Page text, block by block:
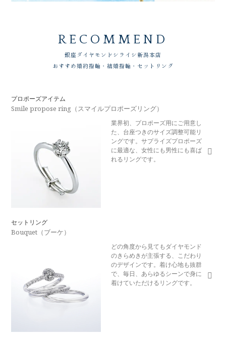
RECOMMEND
銀座ダイヤモンドシライシ新潟本店
おすすめ婚約指輪・結婚指輪・セットリング
プロポーズアイテム
Smile propose ring（スマイルプロポーズリング）
業界初、プロポーズ用にご用意し
た、台座つきのサイズ調整可能リ
ングです。サプライズプロポーズ
に最適な、女性にも男性にも喜ば
れるリングです。
セットリング
Bouquet（ブーケ）
どの角度から見てもダイヤモンド
のきらめきが主張する、こだわり
のデザインです。着け心地も抜群
で、毎日、あらゆるシーンで身に
着けていただけるリングです。